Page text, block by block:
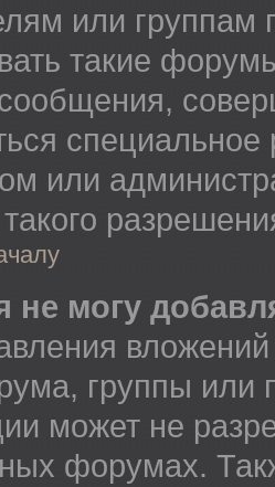
или группам
такие
или
не могу
группы или
может не
форумах.